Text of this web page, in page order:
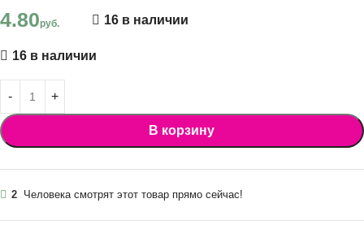
4.80руб. 16 в наличии
16 в наличии
В корзину
2 Человека смотрят этот товар прямо сейчас!